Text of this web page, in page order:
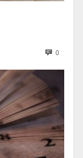
0